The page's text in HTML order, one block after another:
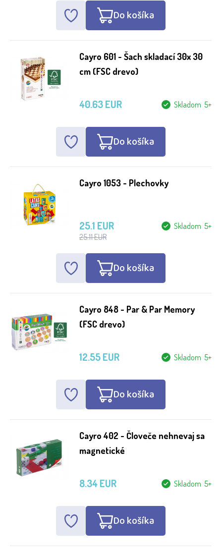
Do košíka
Cayro 601 - Šach skladací 30x 30
cm (FSC drevo)
Skladom 5+
40.63 EUR
Do košíka
Cayro 1053 - Plechovky
Skladom 5+
25.1 EUR
25.11 EUR
Do košíka
Cayro 848 - Par & Par Memory
(FSC drevo)
Skladom 5+
12.55 EUR
Do košíka
Cayro 402 - Človeče nehnevaj sa
magnetické
Skladom 5+
8.34 EUR
Do košíka